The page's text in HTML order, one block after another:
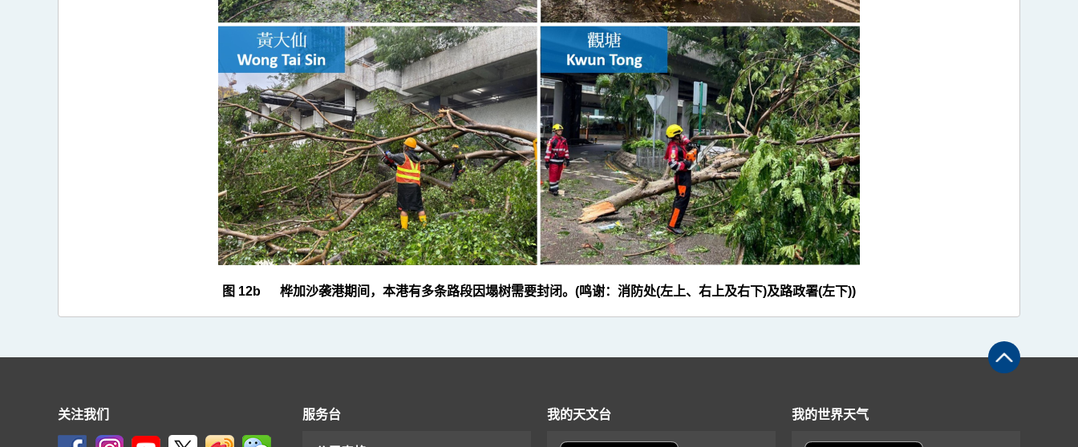
图 12b 桦加沙袭港期间，本港有多条路段因塌树需要封闭。(鸣谢：消防处(左上、右上及右下)及路政署(左下))
关注我们 服务台 我的天文台 我的世界天气